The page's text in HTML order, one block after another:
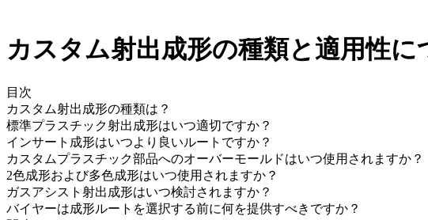
カスタム射出成形の種類と適用性に
目次
カスタム射出成形の種類は？
標準プラスチック射出成形はいつ適切ですか？
インサート成形はいつより良いルートですか？
カスタムプラスチック部品へのオーバーモールドはいつ使用されますか？
2色成形および多色成形はいつ使用されますか？
ガスアシスト射出成形はいつ検討されますか？
バイヤーは成形ルートを選択する前に何を提供すべきですか？